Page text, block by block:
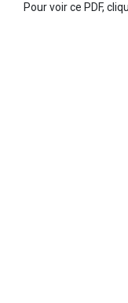
Pour voir ce PDF,